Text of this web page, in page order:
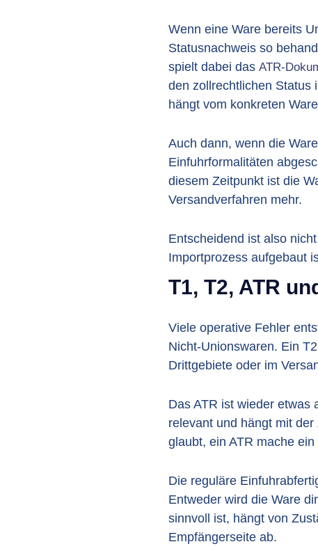
Wenn eine Ware bereits
Statusnachweis so
spielt dabei das ATR-
den zollrechtlichen Status
hängt vom konkreten
Auch dann, wenn die
Einfuhrformalitäten
diesem Zeitpunkt ist die
Versandverfahren mehr.
Entscheidend ist also
Importprozess aufgebaut
T1, T2, ATR
Viele operative Fehler
Nicht-Unionswaren. Ein
Drittgebiete oder im
Das ATR ist wieder etwas
relevant und hängt mit
glaubt, ein ATR mache
Die reguläre
Entweder wird die Ware
sinnvoll ist, hängt von
Empfängerseite ab.